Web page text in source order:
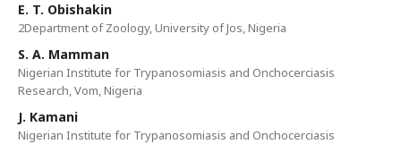
E. T. Obishakin
2Department of Zoology, University of Jos, Nigeria
S. A. Mamman
Nigerian Institute for Trypanosomiasis and Onchocerciasis
Research, Vom, Nigeria
J. Kamani
Nigerian Institute for Trypanosomiasis and Onchocerciasis